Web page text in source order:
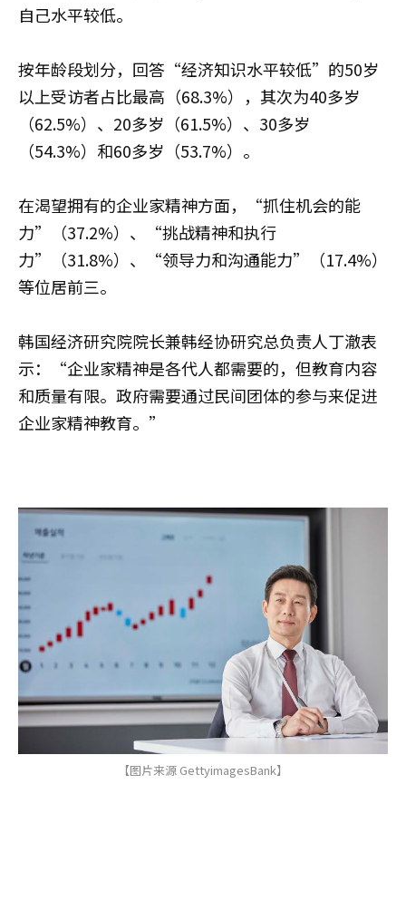
自己水平较低。
按年龄段划分，回答“经济知识水平较低”的50岁
以上受访者占比最高（68.3%），其次为40多岁
（62.5%）、20多岁（61.5%）、30多岁
（54.3%）和60多岁（53.7%）。
在渴望拥有的企业家精神方面，“抓住机会的能
力”（37.2%）、“挑战精神和执行
力”（31.8%）、“领导力和沟通能力”（17.4%）
等位居前三。
韩国经济研究院院长兼韩经协研究总负责人丁澈表
示：“企业家精神是各代人都需要的，但教育内容
和质量有限。政府需要通过民间团体的参与来促进
企业家精神教育。”
【图片来源 GettyimagesBank】